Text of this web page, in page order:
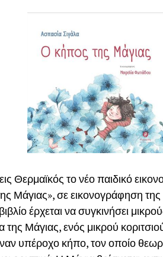
Θερμαϊκός το νέο παιδικό
Μάγιας», σε εικονογράφηση
έρχεται να συγκινήσει
της Μάγιας, ενός μικρού
υπέροχο κήπο, τον οποίο